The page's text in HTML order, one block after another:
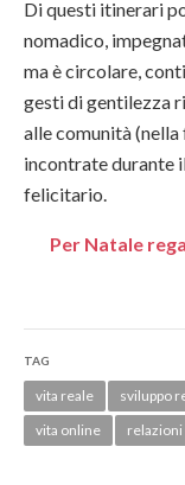
Di questi itinerari
nomadico,
ma è circolare,
gesti di gentilezza
alle comunità
incontrate durante
felicitario.
Per Natale
TAG
vita reale sviluppo
vita online
relazioni